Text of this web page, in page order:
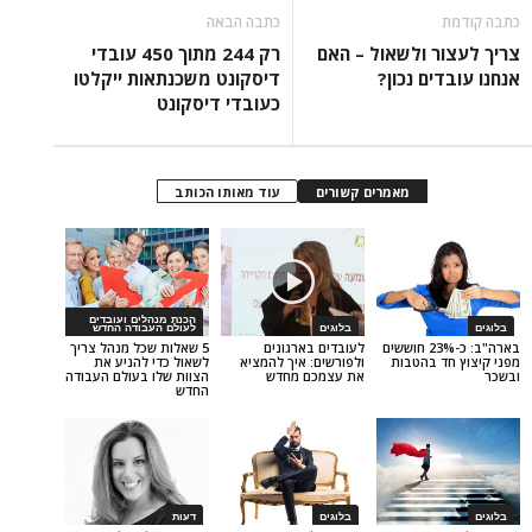
ולשאול – האם
נכון?
רק 244 מתוך 450 עובדי
דיסקונט משכנתאות ייקלטו
כעובדי דיסקונט
עוד מאותו הכותב
הכנת מנהלים ועובדים
לעולם העבודה החדש
5 שאלות שכל מנהל צריך
לשאול כדי להניע את
הצוות שלו בעולם העבודה
בלוגים
לעובדים בארגונים
ולפורשים: איך להמציא
את עצמכם מחדש
בארה"ב: כ-23% חוששים
בהטבות
דעות בלוגים